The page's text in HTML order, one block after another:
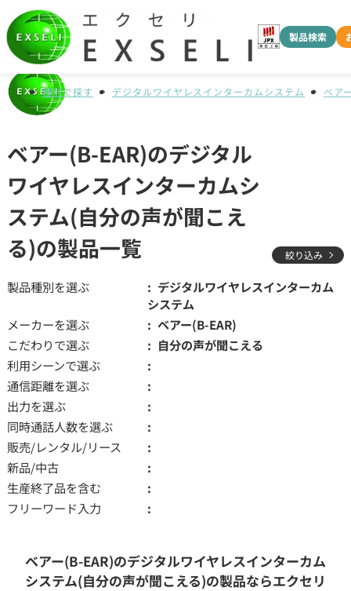
製品検索
種別で探す デジタルワイヤレスインターカムシステム ベア
ベアー(B-EAR)のデジタル
ワイヤレスインターカムシ
ステム(自分の声が聞こえ
る)の製品一覧
絞り込み
製品種別を選ぶ
デジタルワイヤレスインターカム
システム
メーカーを選ぶ
ベアー(B-EAR)
こだわりで選ぶ
自分の声が聞こえる
利用シーンで選ぶ
通信距離を選ぶ
出力を選ぶ
同時通話人数を選ぶ
販売/レンタル/リース
新品/中古
生産終了品を含む
フリーワード入力
ベアー(B-EAR)のデジタルワイヤレスインターカム
システム(自分の声が聞こえる)の製品ならエクセリ